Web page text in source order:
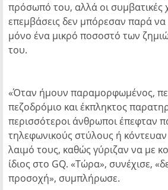
πρόσωπό του, αλλά οι συμβατικές
επεμβάσεις δεν μπόρεσαν παρά
μόνο ένα μικρό ποσοστό των
του.
«Όταν ήμουν παραμορφωμένος,
πεζοδρόμιο και έκπληκτος
περισσότεροι άνθρωποι έπεφταν
τηλεφωνικούς στύλους ή
λαιμό τους, καθώς γύριζαν να με
ίδιος στο GQ. «Τώρα», συνέχισε,
προσοχή», συμπλήρωσε.